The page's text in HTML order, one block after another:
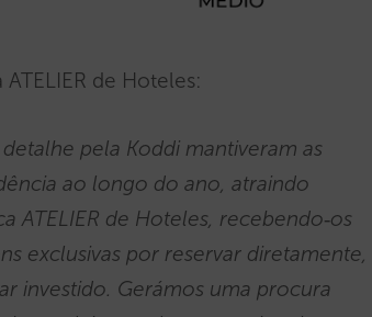
de Hoteles:
pela Koddi mantiveram as
ao longo do ano, atraindo
ATELIER de Hoteles, recebendo‑os
exclusivas por reservar diretamente,
investido. Gerámos uma procura